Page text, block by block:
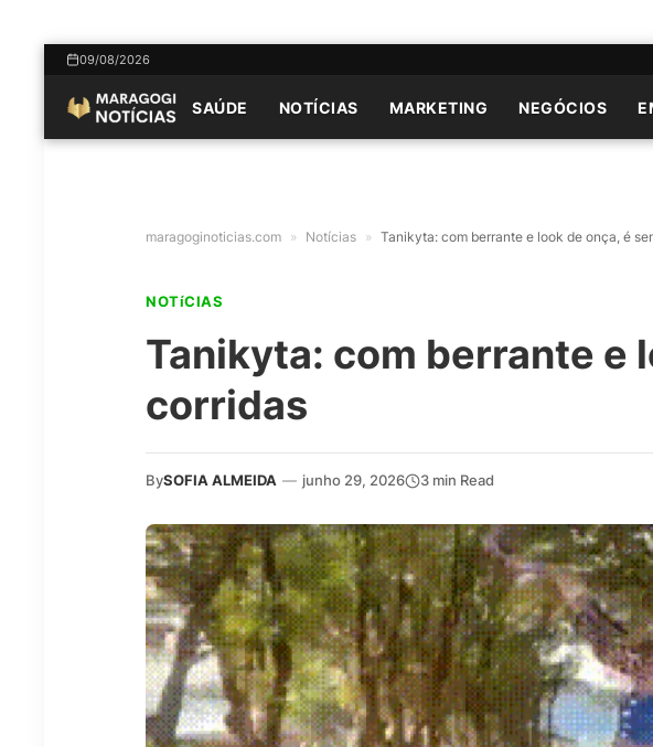
09/08/2026
SAÚDE NOTÍCIAS MARKETING NEGÓCIOS
maragoginoticias.com » Notícias » Tanikyta: com berrante e look de onça, é
NOTíCIAS
Tanikyta: com berrante e
corridas
BySOFIA ALMEIDA — junho 29, 2026 3 min Read